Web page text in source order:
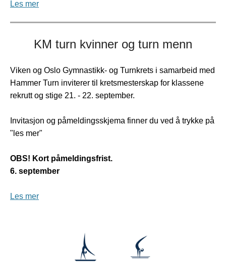
Les mer
KM turn kvinner og turn menn
Viken og Oslo Gymnastikk- og Turnkrets i samarbeid med
Hammer Turn inviterer til kretsmesterskap for klassene
rekrutt og stige 21. - 22. september.
Invitasjon og påmeldingsskjema finner du ved å trykke på
"les mer"
OBS! Kort påmeldingsfrist.
6. september
Les mer